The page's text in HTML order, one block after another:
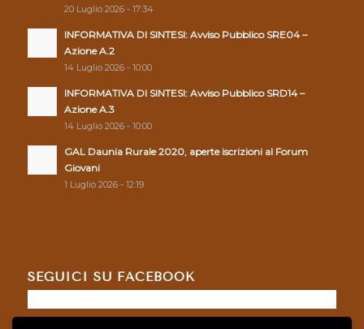
20 Luglio 2026 - 17:34
INFORMATIVA DI SINTESI: Avviso Pubblico SRE04 –
Azione A.2
14 Luglio 2026 - 10:00
INFORMATIVA DI SINTESI: Avviso Pubblico SRD14 –
Azione A.3
14 Luglio 2026 - 10:00
GAL Daunia Rurale 2020, aperte iscrizioni al Forum
Giovani
1 Luglio 2026 - 12:19
SEGUICI SU FACEBOOK